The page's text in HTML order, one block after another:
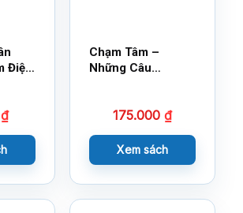
Điện
₫
Chạm Tâm –
Những Câu
175.000 ₫
Xem sách